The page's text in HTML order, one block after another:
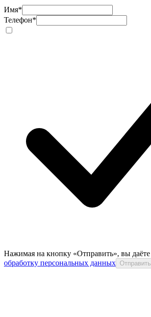
Имя*
Телефон*
Нажимая на кнопку «Отправить», вы даёте
обработку персональных данных Отправить